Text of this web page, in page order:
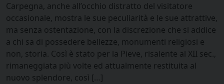
Carpegna, anche all’occhio distratto del visitatore
occasionale, mostra le sue peculiarità e le sue attrattive,
ma senza ostentazione, con la discrezione che si addice
a chi sa di possedere bellezze, monumenti religiosi e
non, storia. Così è stato per la Pieve, risalente al XII sec.,
rimaneggiata più volte ed attualmente restituita al
nuovo splendore, così […]